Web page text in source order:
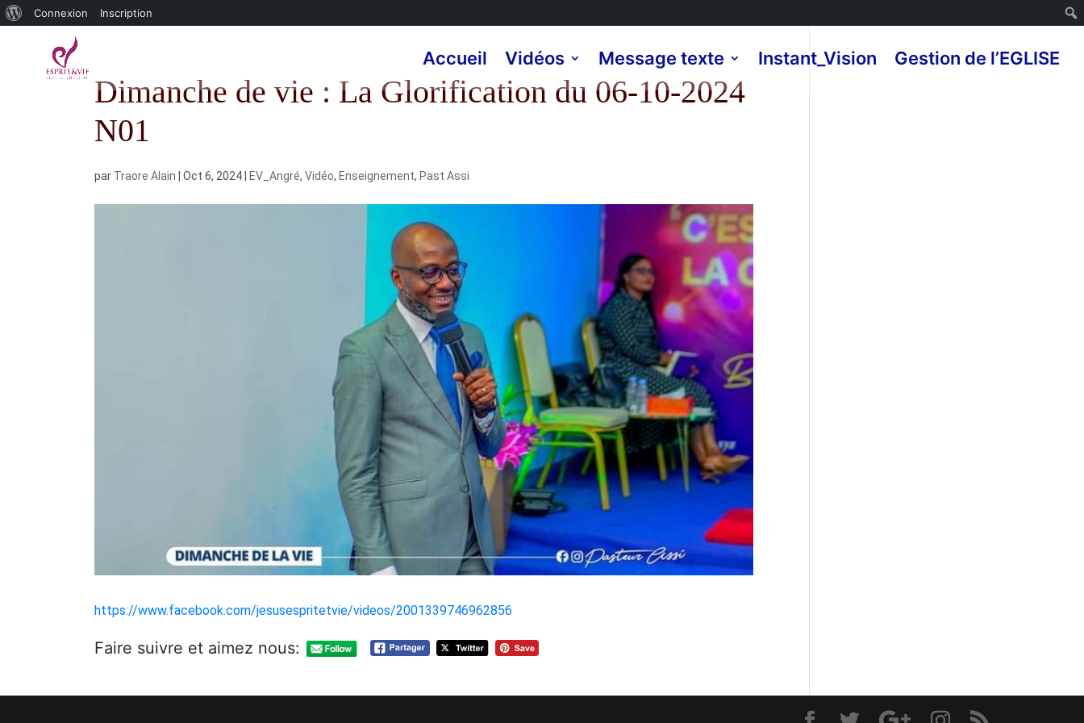
Accueil Vidéos Message texte Instant_Vision Gestion de l’EGLISE
Dimanche de vie : La Glorification du 06-10-2024
N01
par Traore Alain Oct 6, 2024 EV_Angré, Vidéo, Enseignement, Past Assi
https://www.facebook.com/jesusespritetvie/videos/2001339746962856
Faire suivre et aimez nous:
Connexion Inscription